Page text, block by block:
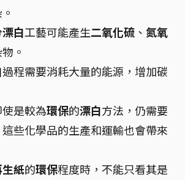
漂白工藝可能產生二氧化硫 、 氮氧
。
過程需要消耗大量的能源，增加碳
是較為環保的漂白方法，仍需要
些化學品的生產和運輸也會帶來
紙的環保程度時，不能只看其是